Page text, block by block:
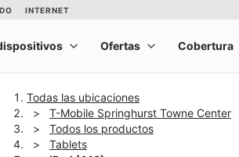
Todas las ubicaciones
T-Mobile Springhurst Towne Center
Todos los productos
Tablets